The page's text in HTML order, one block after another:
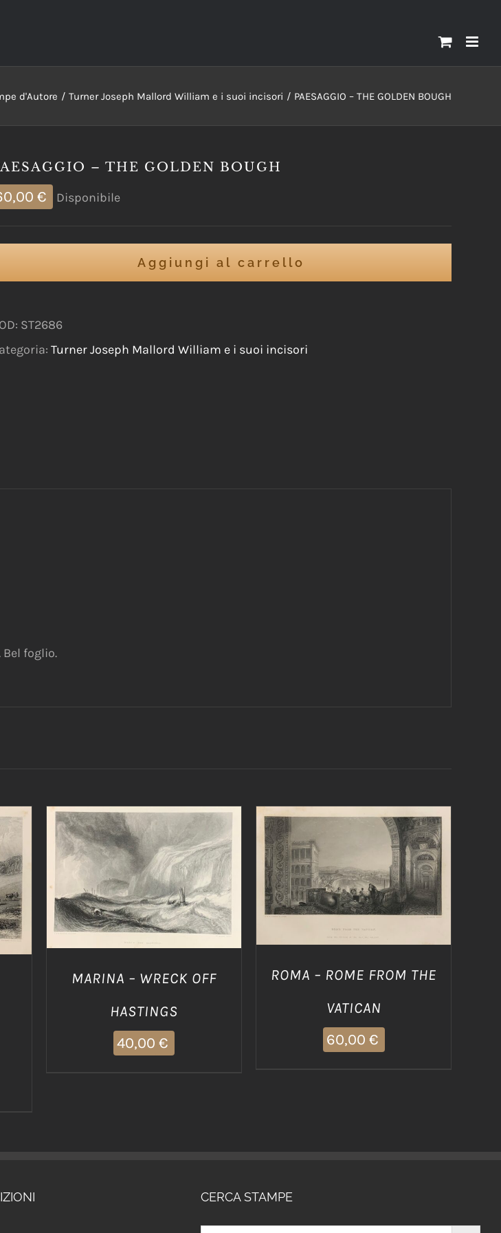
d'Autore Turner Joseph Mallord William e i suoi incisori PAESAGGIO – THE GOLDEN BOUGH
– THE GOLDEN BOUGH
€ Disponibile
Aggiungi al carrello
ST2686
Turner Joseph Mallord William e i suoi incisori
foglio.
AGGIUNGI AL CARRELLO
/
DETTAGLI
MARINA – WRECK OFF
HASTINGS
40,00 €
AGGIUNGI AL CARRELLO
/
DETTAGLI
ROMA – ROME FROM THE
VATICAN
60,00 €
CERCA STAMPE